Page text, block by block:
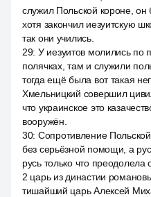
служил Польской короне, он
хотя закончил иезуитскую
так они учились.
29: У иезуитов молились по
полячках, там и служили
тогда ещё была вот такая
Хмельницкий совершил
что украинское это
вооружён.
30: Сопротивление
без серьёзной помощи, а
русь только что
2 царь из династии
тишайший царь Алексей